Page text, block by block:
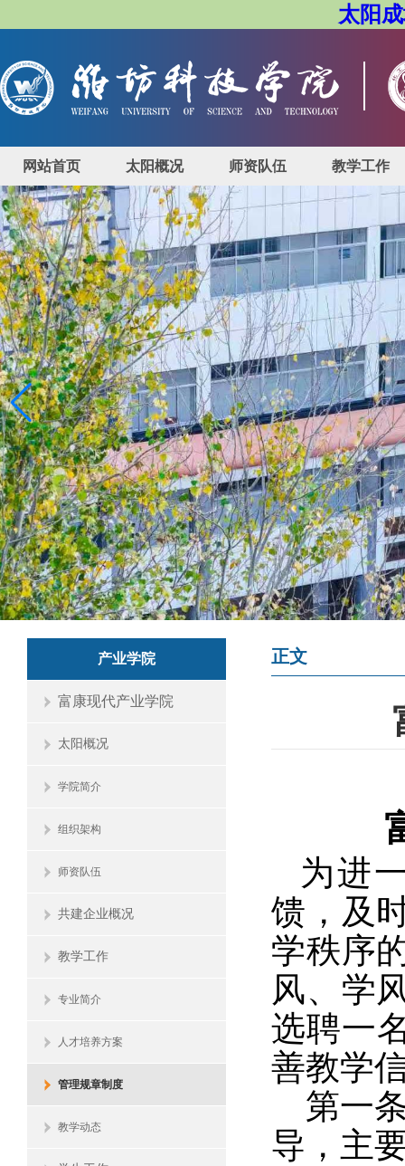
太阳
网站首页 太阳概况 师资队伍 教学工作
产业学院
富康现代产业学院
太阳概况
学院简介
组织架构
师资队伍
共建企业概况
教学工作
专业简介
人才培养方案
管理规章制度
教学动态
正文
为进
馈，及
学秩序
风、学
选聘一
善教学
第一
导，主